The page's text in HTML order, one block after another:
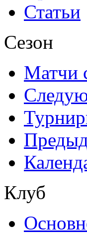
Статьи
Сезон
Матчи
Клуб